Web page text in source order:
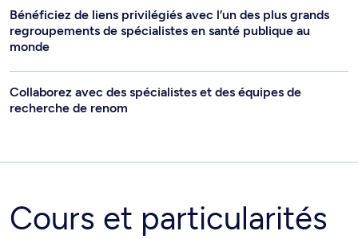
Bénéficiez de liens privilégiés avec l’un des plus grands
regroupements de spécialistes en santé publique au
monde
Collaborez avec des spécialistes et des équipes de
recherche de renom
Cours et particularités